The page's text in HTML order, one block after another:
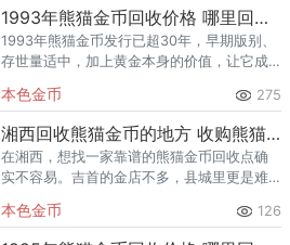
楼金币是以中国明
1993年熊猫金币回收价格 哪里回收1993年熊猫金币
1993年熊猫金币发行已超30年，早期版别、
存世量适中，加上黄金本身的价值，让它成
1993年的熊猫金币现在能卖什么价？去哪里
回收最靠谱、最划
本色金币 275
湘西回收熊猫金币的地方 收购熊猫金币正规渠道
在湘西，想找一家靠谱的熊猫金币回收点确
实不容易。吉首的金店不多，县城里更是难
处打听——下面两个正规回收电话，直接帮
您解决所有问题。无论您家在吉
本色金币 126